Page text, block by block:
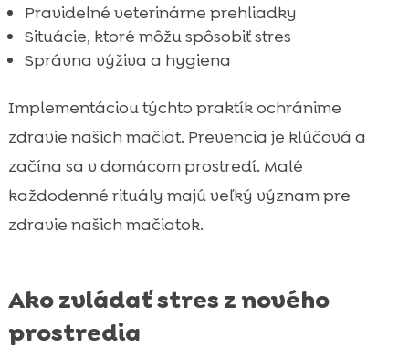
Pravidelné veterinárne prehliadky
Situácie, ktoré môžu spôsobiť stres
Správna výživa a hygiena
Implementáciou týchto praktík ochránime
zdravie našich mačiat. Prevencia je klúčová a
začína sa v domácom prostredí. Malé
každodenné rituály majú veľký význam pre
zdravie našich mačiatok.
Ako zvládať stres z nového
prostredia